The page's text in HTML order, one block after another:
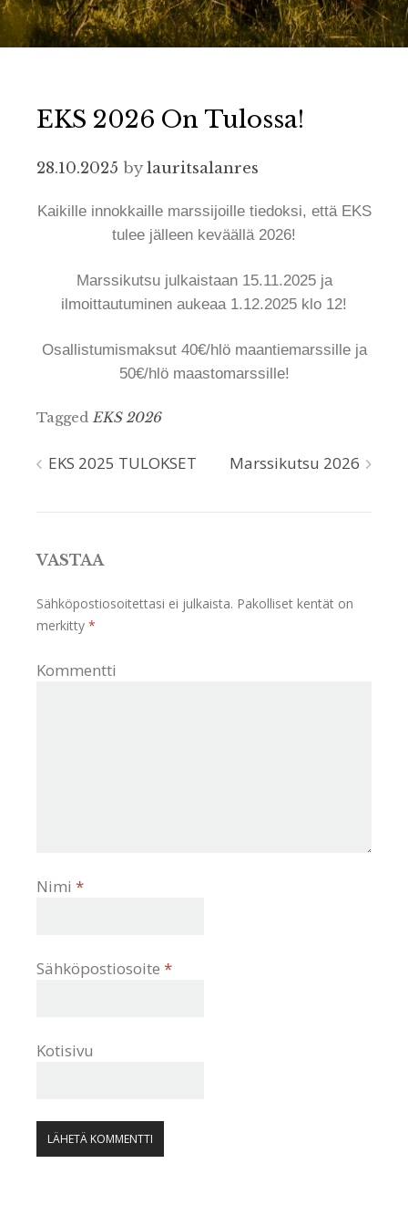
EKS 2026 On Tulossa!
28.10.2025 bylauritsalanres
Kaikille innokkaille marssijoille tiedoksi, että EKS
tulee jälleen keväällä 2026!
Marssikutsu julkaistaan 15.11.2025 ja
ilmoittautuminen aukeaa 1.12.2025 klo 12!
Osallistumismaksut 40€/hlö maantiemarssille ja
50€/hlö maastomarssille!
Tagged EKS 2026
Artikkelien
selaus
EKS 2025 TULOKSET Marssikutsu 2026
VASTAA
Sähköpostiosoitettasi ei julkaista. Pakolliset kentät on
merkitty *
Kommentti
Nimi *
Sähköpostiosoite *
Kotisivu